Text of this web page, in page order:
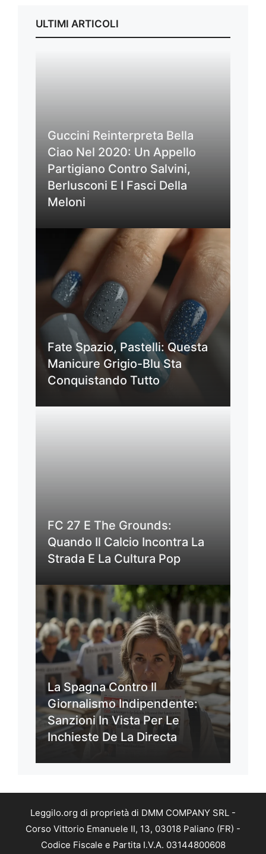
ULTIMI ARTICOLI
Guccini Reinterpreta Bella
Ciao Nel 2020: Un Appello
Partigiano Contro Salvini,
Berlusconi E I Fasci Della
Meloni
Fate Spazio, Pastelli: Questa
Manicure Grigio-Blu Sta
Conquistando Tutto
FC 27 E The Grounds:
Quando Il Calcio Incontra La
Strada E La Cultura Pop
La Spagna Contro Il
Giornalismo Indipendente:
Sanzioni In Vista Per Le
Inchieste De La Directa
Leggilo.org di proprietà di DMM COMPANY SRL -
Corso Vittorio Emanuele II, 13, 03018 Paliano (FR) -
Codice Fiscale e Partita I.V.A. 03144800608